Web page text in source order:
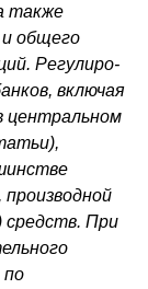
также
и общего
Регулиро­
включая
центральном
средств. При
по